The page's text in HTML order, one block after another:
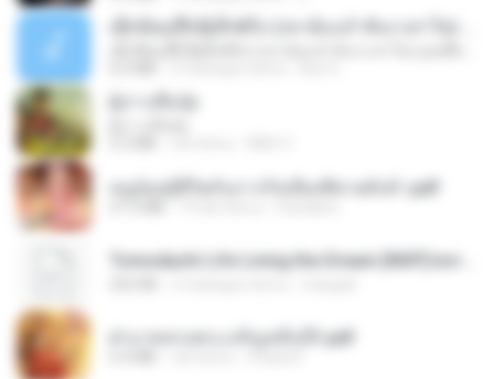
หนูน้อยสู้ชีวิตกับภารกิจเลี้ยงพี่ชายทั้งห้า.pdf
ฝ่าบาททรงพระเจริญหมื่นปี1.pdf